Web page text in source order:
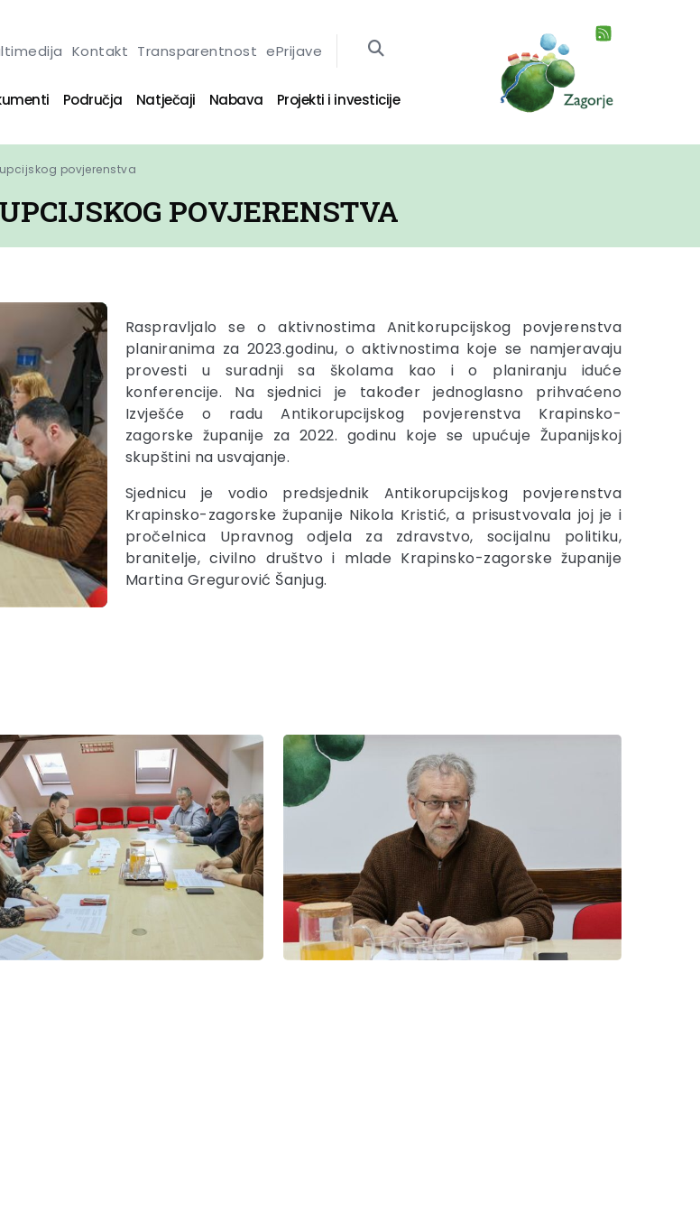
Kontakt Transparentnost ePrijave
Područja Natječaji Nabava Projekti i investicije
povjerenstva
POVJERENSTVA
Raspravljalo se o aktivnostima Anitkorupcijskog povjerenstva
planiranima za 2023.godinu, o aktivnostima koje se namjeravaju
provesti u suradnji sa školama kao i o planiranju iduće
konferencije. Na sjednici je također jednoglasno prihvaćeno
Izvješće o radu Antikorupcijskog povjerenstva Krapinsko-
zagorske županije za 2022. godinu koje se upućuje Županijskoj
skupštini na usvajanje.
Sjednicu je vodio predsjednik Antikorupcijskog povjerenstva
Krapinsko-zagorske županije Nikola Kristić, a prisustvovala joj je i
pročelnica Upravnog odjela za zdravstvo, socijalnu politiku,
branitelje, civilno društvo i mlade Krapinsko-zagorske županije
Martina Gregurović Šanjug.